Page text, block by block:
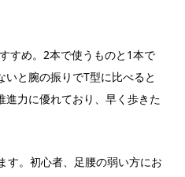
すめ。2本で使うものと1本で
と腕の振りでT型に比べると
力に優れており、早く歩きた
す。初心者、足腰の弱い方にお